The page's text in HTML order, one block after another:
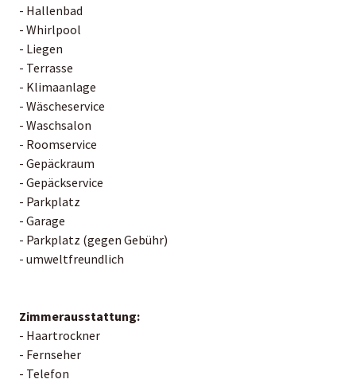
- Hallenbad
- Whirlpool
- Liegen
- Terrasse
- Klimaanlage
- Wäscheservice
- Waschsalon
- Roomservice
- Gepäckraum
- Gepäckservice
- Parkplatz
- Garage
- Parkplatz (gegen Gebühr)
- umweltfreundlich
Zimmerausstattung:
- Haartrockner
- Fernseher
- Telefon